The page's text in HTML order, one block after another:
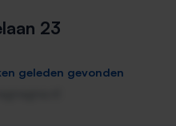
23
geleden gevonden